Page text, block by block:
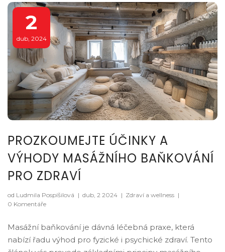
2
dub, 2024
PROZKOUMEJTE ÚČINKY A
VÝHODY MASÁŽNÍHO BAŇKOVÁNÍ
PRO ZDRAVÍ
od Ludmila Pospíšilová | dub, 2 2024 | Zdraví a wellness |
0 Komentáře
Masážní baňkování je dávná léčebná praxe, která
nabízí řadu výhod pro fyzické i psychické zdraví. Tento